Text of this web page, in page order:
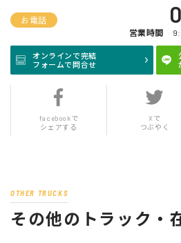
お電話
営業時間
オンラインで完結
フォームで問合せ
facebookで
シェアする
Xで
つぶやく
OTHER TRUCKS
その他のトラック・